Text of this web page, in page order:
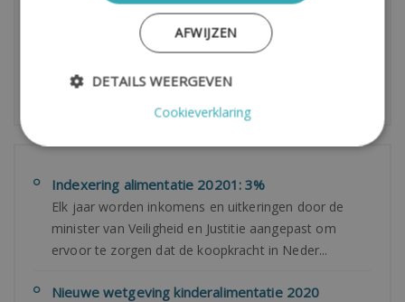
Wonen
Indexering alimentatie 20201: 3%
Elk jaar worden inkomens en uitkeringen door de
minister van Veiligheid en Justitie aangepast om
ervoor te zorgen dat de koopkracht in Neder...
Nieuwe wetgeving kinderalimentatie 2020
AFWIJZEN
DETAILS WEERGEVEN
Cookieverklaring